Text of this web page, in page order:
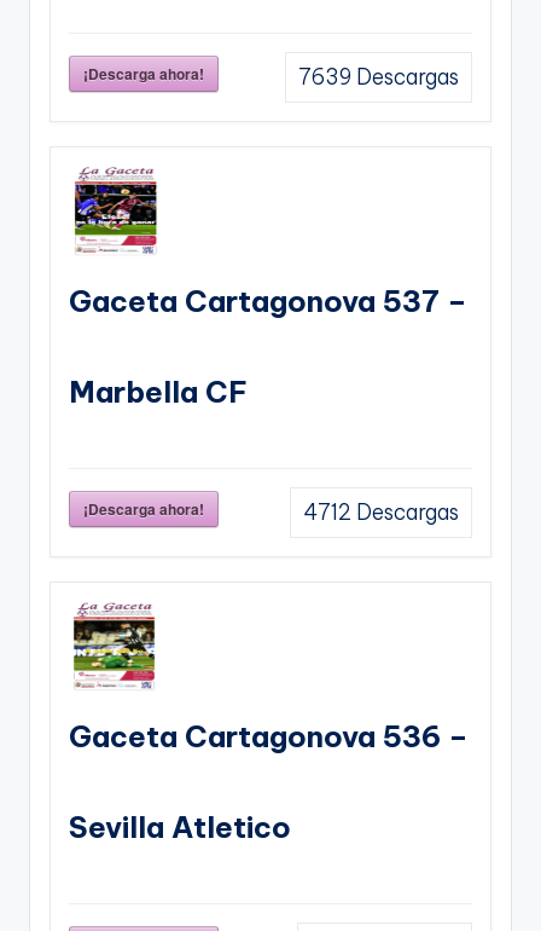
¡Descarga ahora! 7639 Descargas
Gaceta Cartagonova 537 –
Marbella CF
¡Descarga ahora! 4712 Descargas
Gaceta Cartagonova 536 –
Sevilla Atletico